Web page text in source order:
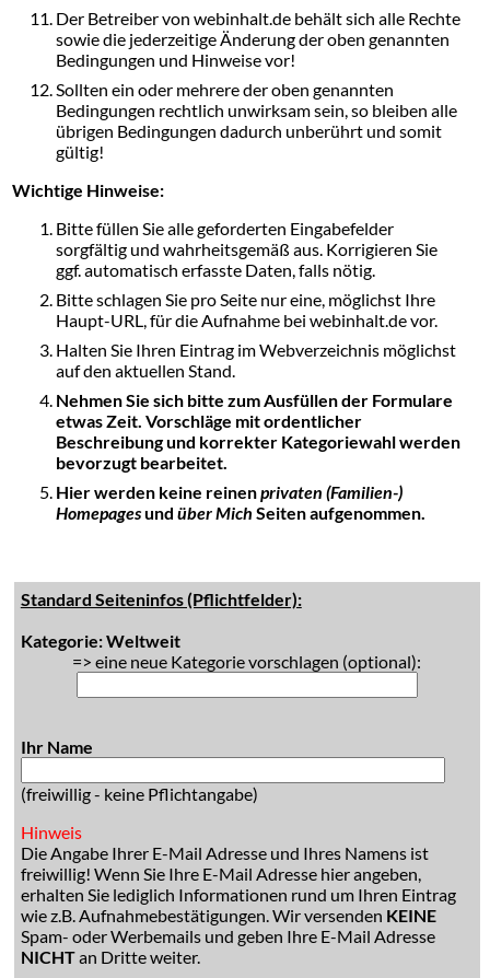
Der Betreiber von webinhalt.de behält sich alle Rechte
sowie die jederzeitige Änderung der oben genannten
Bedingungen und Hinweise vor!
Sollten ein oder mehrere der oben genannten
Bedingungen rechtlich unwirksam sein, so bleiben alle
übrigen Bedingungen dadurch unberührt und somit
gültig!
Wichtige Hinweise:
Bitte füllen Sie alle geforderten Eingabefelder
sorgfältig und wahrheitsgemäß aus. Korrigieren Sie
ggf. automatisch erfasste Daten, falls nötig.
Bitte schlagen Sie pro Seite nur eine, möglichst Ihre
Haupt-URL, für die Aufnahme bei webinhalt.de vor.
Halten Sie Ihren Eintrag im Webverzeichnis möglichst
auf den aktuellen Stand.
Nehmen Sie sich bitte zum Ausfüllen der Formulare
etwas Zeit. Vorschläge mit ordentlicher
Beschreibung und korrekter Kategoriewahl werden
bevorzugt bearbeitet.
Hier werden keine reinenprivaten (Familien-)
Homepagesund über Mich Seiten aufgenommen.
Standard Seiteninfos (Pflichtfelder):
Kategorie: Weltweit
=> eine neue Kategorie vorschlagen (optional):
Ihr Name
(freiwillig - keine Pflichtangabe)
Hinweis
Die Angabe Ihrer E-Mail Adresse und Ihres Namens ist
freiwillig! Wenn Sie Ihre E-Mail Adresse hier angeben,
erhalten Sie lediglich Informationen rund um Ihren Eintrag
wie z.B. Aufnahmebestätigungen. Wir versenden KEINE
Spam- oder Werbemails und geben Ihre E-Mail Adresse
NICHTan Dritte weiter.